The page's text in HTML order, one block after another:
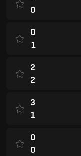
0
0
1
2
2
3
1
0
0